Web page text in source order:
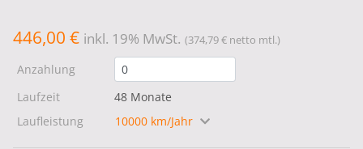
446,00 € inkl. 19% MwSt. (374,79 € netto mtl.)
Anzahlung
Laufzeit
48 Monate
Laufleistung
10000 km/Jahr